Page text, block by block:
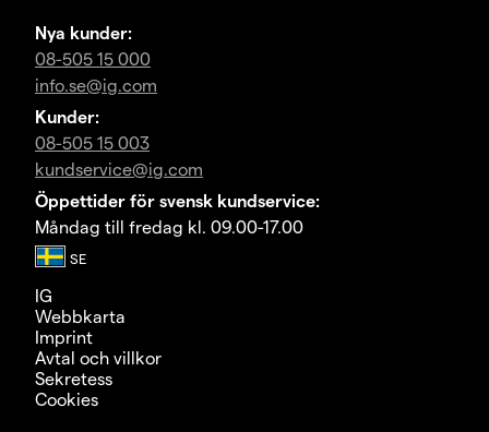
Nya kunder:
08-505 15 000
info.se@ig.com
Kunder:
08-505 15 003
kundservice@ig.com
Öppettider för svensk kundservice:
Måndag till fredag kl. 09.00-17.00
IG
Webbkarta
Imprint
Avtal och villkor
Sekretess
Cookies